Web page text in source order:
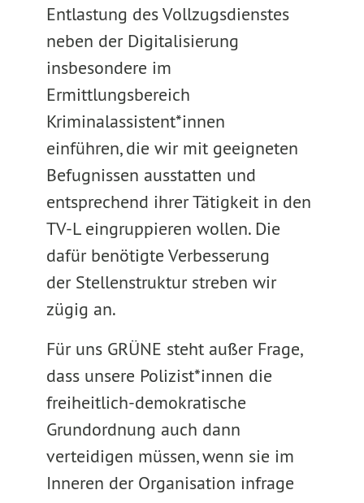
Entlastung des Vollzugsdienstes
neben der Digitalisierung
insbesondere im
Ermittlungsbereich
Kriminalassistent*innen
einführen, die wir mit geeigneten
Befugnissen ausstatten und
entsprechend ihrer Tätigkeit in den
TV-L eingruppieren wollen. Die
dafür benötigte Verbesserung
der Stellenstruktur streben wir
zügig an.
Für uns GRÜNE steht außer Frage,
dass unsere Polizist*innen die
freiheitlich-demokratische
Grundordnung auch dann
verteidigen müssen, wenn sie im
Inneren der Organisation infrage